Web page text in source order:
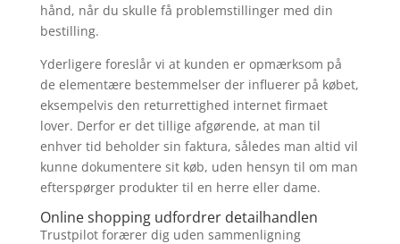
hånd, når du skulle få problemstillinger med din
bestilling.
Yderligere foreslår vi at kunden er opmærksom på
de elementære bestemmelser der influerer på købet,
eksempelvis den returrettighed internet firmaet
lover. Derfor er det tillige afgørende, at man til
enhver tid beholder sin faktura, således man altid vil
kunne dokumentere sit køb, uden hensyn til om man
efterspørger produkter til en herre eller dame.
Online shopping udfordrer detailhandlen
Trustpilot forærer dig uden sammenligning